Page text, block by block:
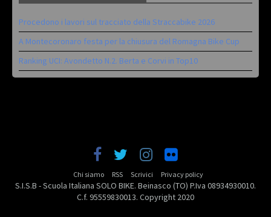
Procedono i lavori sul tracciato della Straccabike 2026
A Montecoronaro festa per la chiusura del Romagna Bike Cup
Ranking UCI: Avondetto N.2. Berta e Corvi in Top10
Chi siamo RSS Scrivici Privacy policy
S.I.S.B - Scuola Italiana SOLO BIKE. Beinasco (TO) P.Iva 08934930010.
C.f. 95559830013. Copyright 2020